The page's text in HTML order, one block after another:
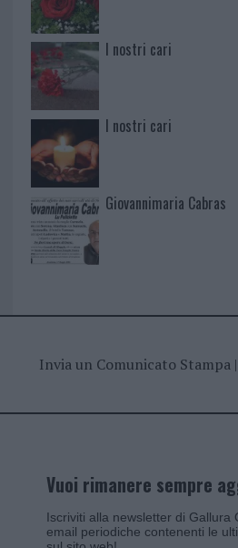
I nostri cari
I nostri cari
Giovannimaria Cabras
Invia un Comunicato Stampa|
Vuoi rimanere sempre
Iscriviti alla newsletter di Gallura
email periodiche contenenti le